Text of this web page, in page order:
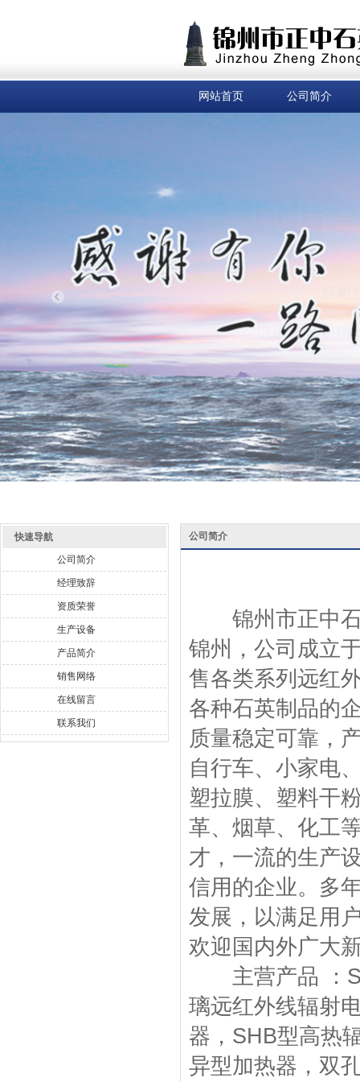
网站首页 公司简介
快速导航
公司简介
经理致辞
资质荣誉
生产设备
产品简介
销售网络
在线留言
联系我们
公司简介
锦州市正中石
锦州，公司成立
售各类系列远红
各种石英制品的
质量稳定可靠，
自行车、小家电
塑拉膜、塑料干
革、烟草、化工
才，一流的生产
信用的企业。多
发展，以满足用
欢迎国内外广大
主营产品 ：
璃远红外线辐射
器，SHB型高热
异型加热器，双